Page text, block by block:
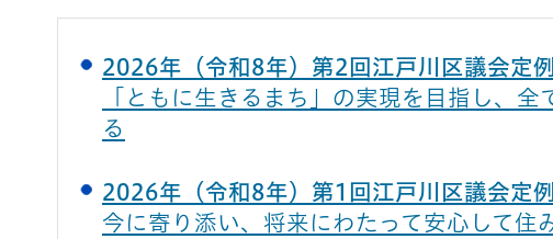
2026年（令和8年）第2回江戸川区議会定
「ともに生きるまち」の実現を目指し、
る
2026年（令和8年）第1回江戸川区議会定
今に寄り添い、将来にわたって安心して住